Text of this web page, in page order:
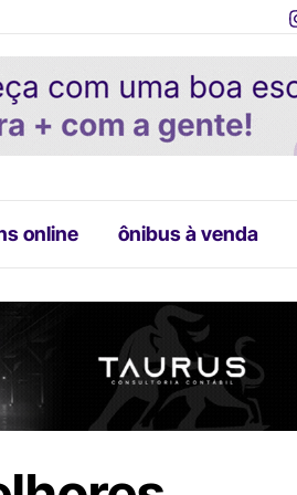
online ônibus à venda